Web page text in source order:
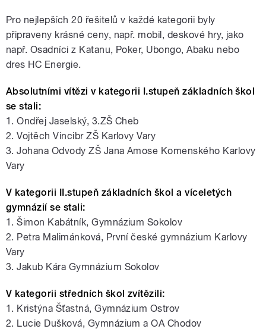
Pro nejlepších 20 řešitelů v každé kategorii byly
připraveny krásné ceny, např. mobil, deskové hry, jako
např. Osadníci z Katanu, Poker, Ubongo, Abaku nebo
dres HC Energie.
Absolutními vítězi v kategorii I.stupeň základních škol
se stali:
1. Ondřej Jaselský, 3.ZŠ Cheb
2. Vojtěch Vincibr ZŠ Karlovy Vary
3. Johana Odvody ZŠ Jana Amose Komenského Karlovy
Vary
V kategorii II.stupeň základních škol a víceletých
gymnázií se stali:
1. Šimon Kabátník, Gymnázium Sokolov
2. Petra Malimánková, První české gymnázium Karlovy
Vary
3. Jakub Kára Gymnázium Sokolov
V kategorii středních škol zvítězili:
1. Kristýna Šťastná, Gymnázium Ostrov
2. Lucie Dušková, Gymnázium a OA Chodov